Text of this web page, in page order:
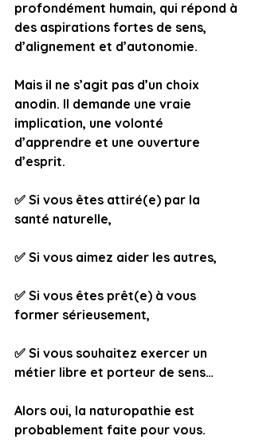
profondément humain, qui répond à
des aspirations fortes de sens,
d’alignement et d’autonomie.
Mais il ne s’agit pas d’un choix
anodin. Il demande une vraie
implication, une volonté
d’apprendre et une ouverture
d’esprit.
✅ Si vous êtes attiré(e) par la
santé naturelle,
✅ Si vous aimez aider les autres,
✅ Si vous êtes prêt(e) à vous
former sérieusement,
✅ Si vous souhaitez exercer un
métier libre et porteur de sens…
Alors oui, la naturopathie est
probablement faite pour vous.